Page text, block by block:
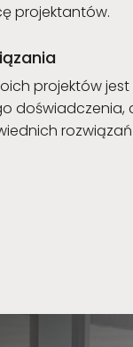
projektantów.
projektów
doświadczenia,
rozwiązań